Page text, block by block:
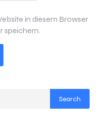
in diesem Browser
speichern.
Search